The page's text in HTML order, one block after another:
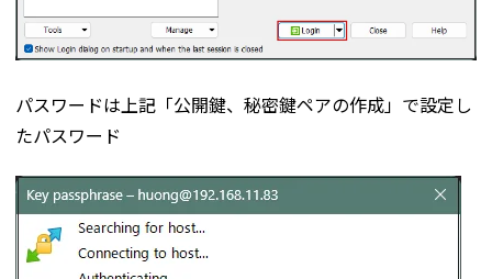
パスワードは上記「公開鍵、秘密鍵ペアの作成」で設定し
たパスワード